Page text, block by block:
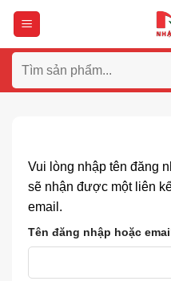
Bỏ
nội
dung
kiếm:
Vui lòng nhập tên đăng
sẽ nhận được một liên
email.
Tên đăng nhập hoặc